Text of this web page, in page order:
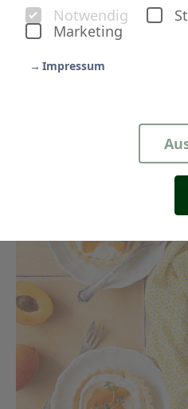
Notwendig
Marketing
Impressum
Mandelnote für uns kreiert.
die Joghurt-
dahinschmelzen.